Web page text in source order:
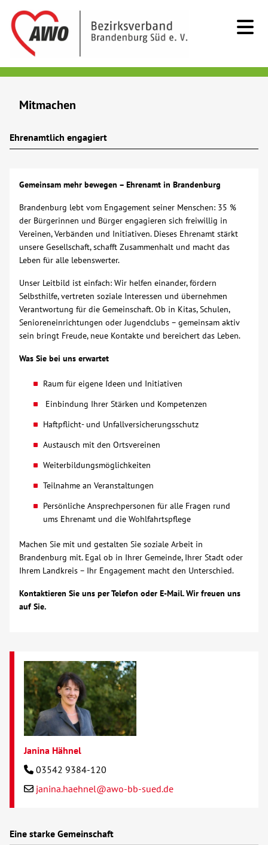
Menschen mit Behinderung
Beratung & Hilfe
Begegnung
Bildung
Über uns
Veranstaltungen
Spenden
Karriere
Ausbildung
Kontakt
AWO BB Süd
Mitmachen
Ehrenamtlich engagiert
Gemeinsam mehr bewegen – Ehrenamt in Brandenburg
Brandenburg lebt vom Engagement seiner Menschen: 35 %
der Bürgerinnen und Bürger engagieren sich freiwillig in
Vereinen, Verbänden und Initiativen. Dieses Ehrenamt stärkt
unsere Gesellschaft, schafft Zusammenhalt und macht das
Leben für alle lebenswerter.
Unser Leitbild ist einfach: Wir helfen einander, fördern
Selbsthilfe, vertreten soziale Interessen und übernehmen
Verantwortung für die Gemeinschaft. Ob in Kitas, Schulen,
Senioreneinrichtungen oder Jugendclubs – gemeinsam aktiv
sein bringt Freude, neue Kontakte und bereichert das Leben.
Was Sie bei uns erwartet
Raum für eigene Ideen und Initiativen
Einbindung Ihrer Stärken und Kompetenzen
Haftpflicht- und Unfallversicherungsschutz
Austausch mit den Ortsvereinen
Weiterbildungsmöglichkeiten
Teilnahme an Veranstaltungen
Persönliche Ansprechpersonen für alle Fragen rund
ums Ehrenamt und die Wohlfahrtspflege
Machen Sie mit und gestalten Sie soziale Arbeit in
Brandenburg mit. Egal ob in Ihrer Gemeinde, Ihrer Stadt oder
Ihrem Landkreis – Ihr Engagement macht den Unterschied.
Kontaktieren Sie uns per Telefon oder E-Mail. Wir freuen uns
auf Sie.
Janina Hähnel
03542 9384-120
janina.haehnel@awo-bb-sued.de
Eine starke Gemeinschaft